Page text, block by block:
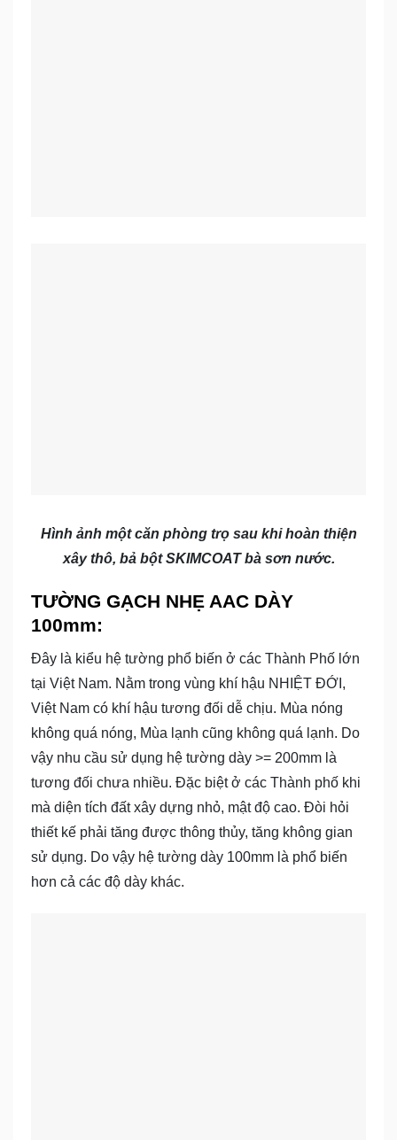
Hình ảnh một căn phòng trọ sau khi hoàn thiện
xây thô, bả bột SKIMCOAT bà sơn nước.
TƯỜNG GẠCH NHẸ AAC DÀY
100mm:
Đây là kiểu hệ tường phổ biến ở các Thành Phố lớn
tại Việt Nam. Nằm trong vùng khí hậu NHIỆT ĐỚI,
Việt Nam có khí hậu tương đối dễ chịu. Mùa nóng
không quá nóng, Mùa lạnh cũng không quá lạnh. Do
vậy nhu cầu sử dụng hệ tường dày >= 200mm là
tương đối chưa nhiều. Đặc biệt ở các Thành phố khi
mà diện tích đất xây dựng nhỏ, mật độ cao. Đòi hỏi
thiết kế phải tăng được thông thủy, tăng không gian
sử dụng. Do vậy hệ tường dày 100mm là phổ biến
hơn cả các độ dày khác.